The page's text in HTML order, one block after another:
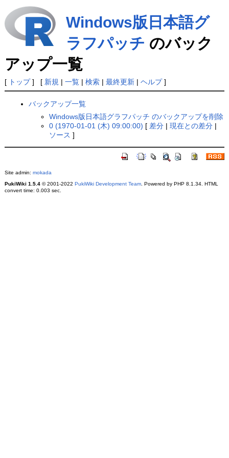
Windows版日本語グ
ラフパッチ のバック
アップ一覧
[ トップ] [ 新規 | 一覧| 検索| 最終更新| ヘルプ]
バックアップ一覧
Windows版日本語グラフパッチ のバックアップを削除
0 (1970-01-01 (木) 09:00:00) [ 差分 |現在との差分 |
ソース ]
Site admin: mokada
PukiWiki 1.5.4© 2001-2022 PukiWiki Development Team. Powered by PHP 8.1.34. HTML
convert time: 0.003 sec.